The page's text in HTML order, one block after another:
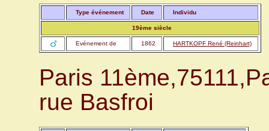
Type événement Date Individu
19ème siècle
Evénement de 1862 HARTKOPF René (Reinhart)
Paris
rue Basfroi